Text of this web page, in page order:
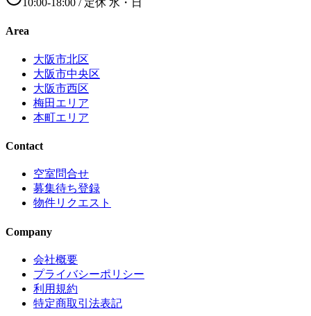
10:00-18:00 / 定休 水・日
Area
大阪市北区
大阪市中央区
大阪市西区
梅田エリア
本町エリア
Contact
空室問合せ
募集待ち登録
物件リクエスト
Company
会社概要
プライバシーポリシー
利用規約
特定商取引法表記